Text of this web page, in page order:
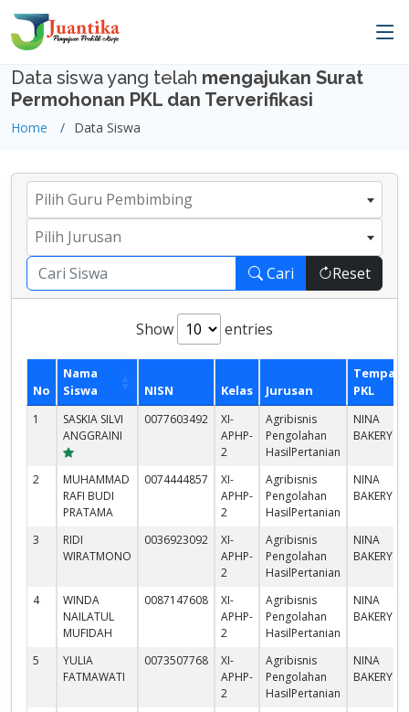
Data siswa yang telah mengajukan Surat
Permohonan PKL dan Terverifikasi
Home Data Siswa
Pilih Guru Pembimbing
Pilih Jurusan
Cari
Reset
Show entries
No
Nama
Siswa
NISN Kelas Jurusan
Tempat
PKL
1
SASKIA SILVI
ANGGRAINI
0077603492
XI-
APHP-
2
Agribisnis
Pengolahan
HasilPertanian
NINA
BAKERY
2
MUHAMMAD
RAFI BUDI
PRATAMA
0074444857
XI-
APHP-
2
Agribisnis
Pengolahan
HasilPertanian
NINA
BAKERY
3
RIDI
WIRATMONO
0036923092
XI-
APHP-
2
Agribisnis
Pengolahan
HasilPertanian
NINA
BAKERY
4
WINDA
NAILATUL
MUFIDAH
0087147608
XI-
APHP-
2
Agribisnis
Pengolahan
HasilPertanian
NINA
BAKERY
5
YULIA
FATMAWATI
0073507768
XI-
APHP-
2
Agribisnis
Pengolahan
HasilPertanian
NINA
BAKERY